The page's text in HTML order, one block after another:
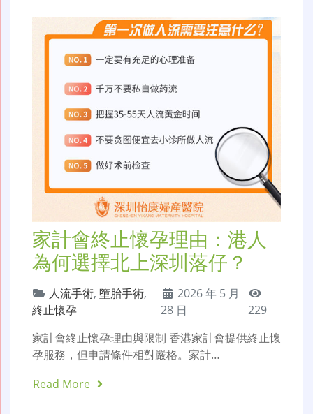
家計會終止懷孕理由：港人
為何選擇北上深圳落仔？
人流手術, 墮胎手術,
終止懷孕
2026 年 5 月
28 日
229
家計會終止懷孕理由與限制 香港家計會提供終止懷
孕服務，但申請條件相對嚴格。家計…
Read More